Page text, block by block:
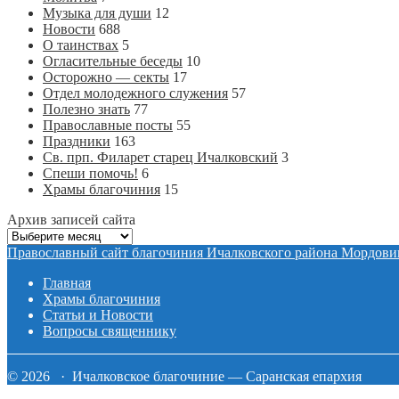
Музыка для души 12
Новости 688
О таинствах 5
Огласительные беседы 10
Осторожно — секты 17
Отдел молодежного служения 57
Полезно знать 77
Православные посты 55
Праздники 163
Св. прп. Филарет старец Ичалковский 3
Спеши помочь! 6
Храмы благочиния 15
Архив записей сайта
Архив
записей
Православный сайт благочиния Ичалковского района
Главная
Храмы благочиния
Статьи и Новости
Вопросы священнику
© 2026 · Ичалковское благочиние — Саранская епархия